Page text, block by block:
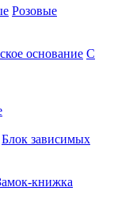
Розовые
основание С
Блок зависимых
книжка